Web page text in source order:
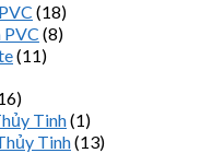
(18)
(8)
(11)
Tinh(1)
Tinh(13)